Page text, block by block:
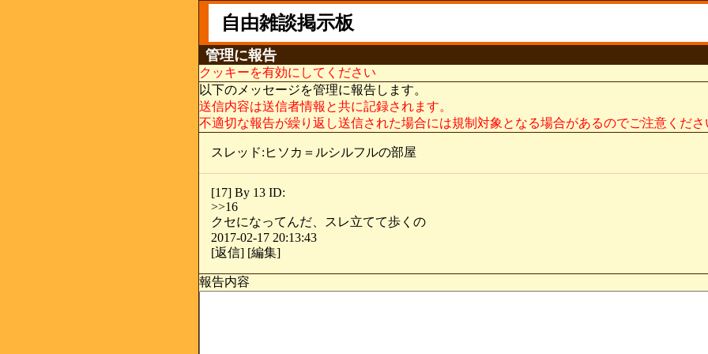
自由雑談掲示板
管理に報告
クッキーを有効にしてください
以下のメッセージを管理に報告します。
送信内容は送信者情報と共に記録されます。
不適切な報告が繰り返し送信された場合には規制対象となる場合があるのでご注意くださ
スレッド:ヒソカ＝ルシルフルの部屋
[17] By 13 ID:
>>16
クセになってんだ、スレ立てて歩くの
2017-02-17 20:13:43
[返信] [編集]
報告内容